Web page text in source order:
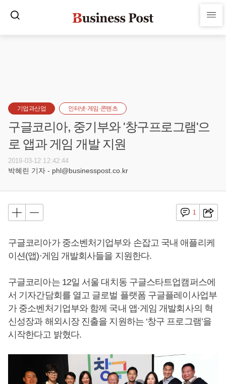
기업과산업 인터넷·게임·콘텐츠
구글코리아, 중기부와 '창구프로그램'으
로 앱과 게임 개발 지원
2019-03-12 12:42:44
박혜린 기자 - phl@businesspost.co.kr
1
구글코리아가 중소벤처기업부와 손잡고 국내 애플리케
이션(앱)·게임 개발회사들을 지원한다.
구글코리아는 12일 서울 대치동 구글스타트업캠퍼스에
서 기자간담회를 열고 글로벌 플랫폼 구글플레이사업부
가 중소벤처기업부와 함께 국내 앱·게임 개발회사의 혁
신성장과 해외시장 진출을 지원하는 ‘창구 프로그램’을
시작한다고 밝혔다.